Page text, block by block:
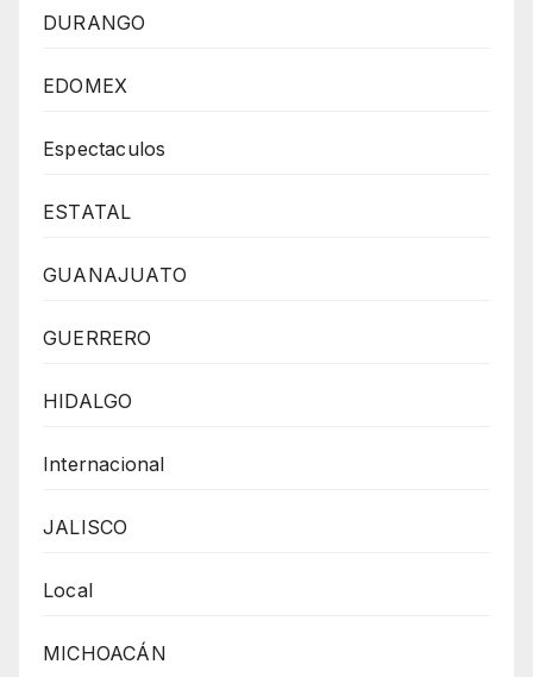
DURANGO
EDOMEX
Espectaculos
ESTATAL
GUANAJUATO
GUERRERO
HIDALGO
Internacional
JALISCO
Local
MICHOACÁN